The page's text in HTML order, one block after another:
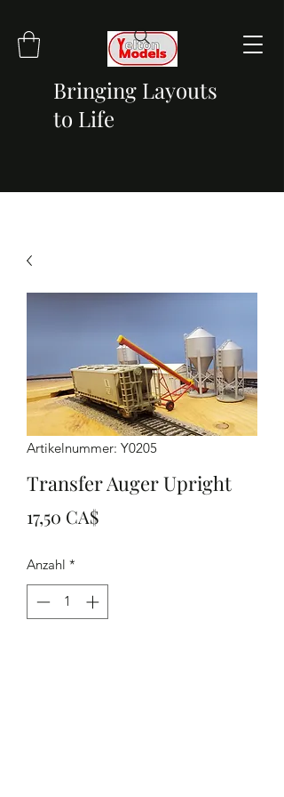
Bringing Layouts
to Life
Artikelnummer: Y0205
Transfer Auger Upright
17,50 CA$Preis
Anzahl *